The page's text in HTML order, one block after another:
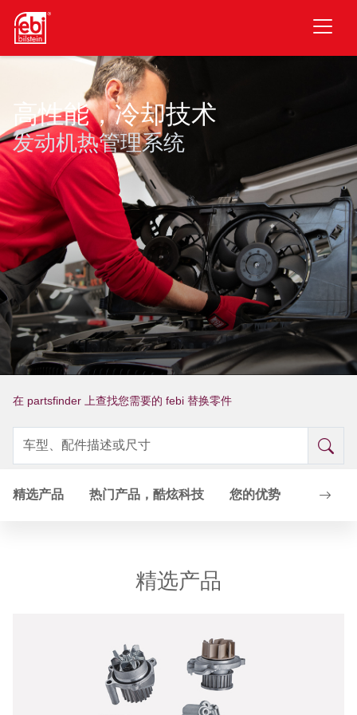
高性能，冷却技术
发动机热管理系统
在 partsfinder 上查找您需要的 febi 替换零件
精选产品 热门产品，酷炫科技 您的优势 节温器
精选产品